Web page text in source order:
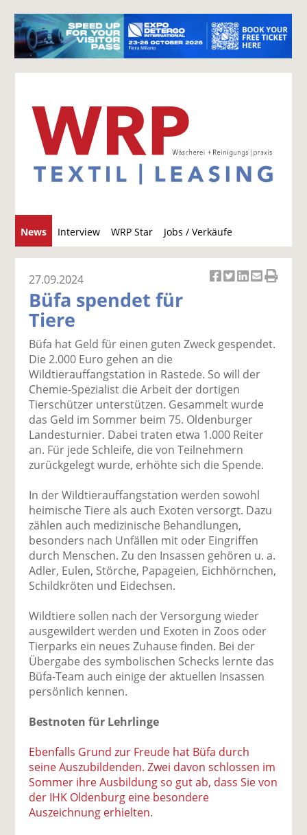
News Interview WRP Star Jobs / Verkäufe
u
c
el
a
uf
F
ac
e
b
o
o
k
il
e
n
t
wi
tt
er
n
a
uf
Li
n
k
e
di
n
te
e
n
el
p
E
m
ai
l
v
er
se
n
d
e
el
D
27.09.2024
Büfa spendet für
Tiere
Büfa hat Geld für einen guten Zweck gespendet.
Die 2.000 Euro gehen an die
Wildtierauffangstation in Rastede. So will der
Chemie-Spezialist die Arbeit der dortigen
Tierschützer unterstützen. Gesammelt wurde
das Geld im Sommer beim 75. Oldenburger
Landesturnier. Dabei traten etwa 1.000 Reiter
an. Für jede Schleife, die von Teilnehmern
zurückgelegt wurde, erhöhte sich die Spende.
In der Wildtierauffangstation werden sowohl
heimische Tiere als auch Exoten versorgt. Dazu
zählen auch medizinische Behandlungen,
besonders nach Unfällen mit oder Eingriffen
durch Menschen. Zu den Insassen gehören u. a.
Adler, Eulen, Störche, Papageien, Eichhörnchen,
Schildkröten und Eidechsen.
Wildtiere sollen nach der Versorgung wieder
ausgewildert werden und Exoten in Zoos oder
Tierparks ein neues Zuhause finden. Bei der
Übergabe des symbolischen Schecks lernte das
Büfa-Team auch einige der aktuellen Insassen
persönlich kennen.
Bestnoten für Lehrlinge
Ebenfalls Grund zur Freude hat Büfa durch
seine Auszubildenden. Zwei davon schlossen im
Sommer ihre Ausbildung so gut ab, dass Sie von
der IHK Oldenburg eine besondere
Auszeichnung erhielten.